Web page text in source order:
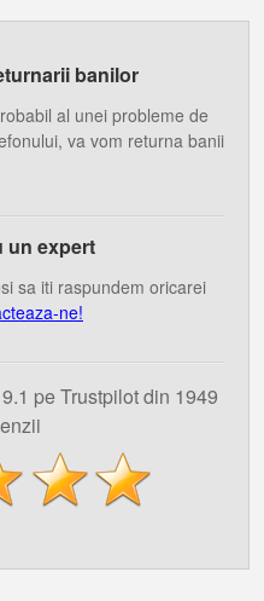
banilor
al unei probleme de
va vom returna banii
un expert
sa iti raspundem oricarei
ne!
pe Trustpilot din 1949